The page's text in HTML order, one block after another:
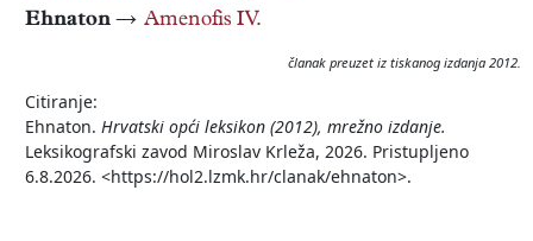
Ehnaton → Amenofis IV.
članak preuzet iz tiskanog izdanja 2012.
Citiranje:
Ehnaton. Hrvatski opći leksikon (2012), mrežno izdanje.
Leksikografski zavod Miroslav Krleža, 2026. Pristupljeno
6.8.2026. <https://hol2.lzmk.hr/clanak/ehnaton>.